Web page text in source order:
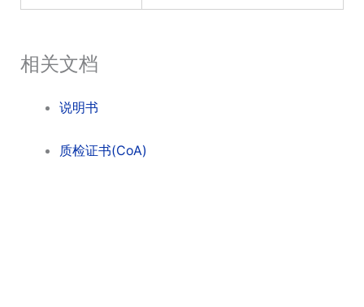
相关文档
说明书
质检证书(CoA)